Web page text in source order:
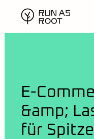
E-
&amp;
für